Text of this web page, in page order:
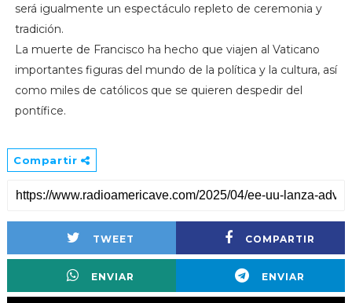
será igualmente un espectáculo repleto de ceremonia y
tradición.
La muerte de Francisco ha hecho que viajen al Vaticano
importantes figuras del mundo de la política y la cultura, así
como miles de católicos que se quieren despedir del
pontífice.
Compartir
TWEET COMPARTIR
ENVIAR ENVIAR